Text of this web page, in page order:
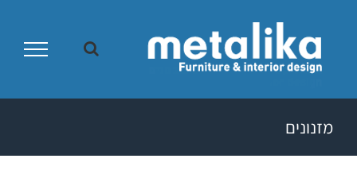
content
מזנונים